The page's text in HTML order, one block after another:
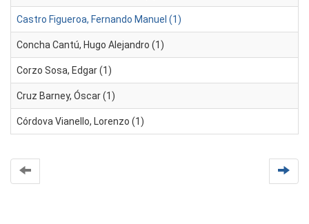
Castro Figueroa, Fernando Manuel (1)
Concha Cantú, Hugo Alejandro (1)
Corzo Sosa, Edgar (1)
Cruz Barney, Óscar (1)
Córdova Vianello, Lorenzo (1)